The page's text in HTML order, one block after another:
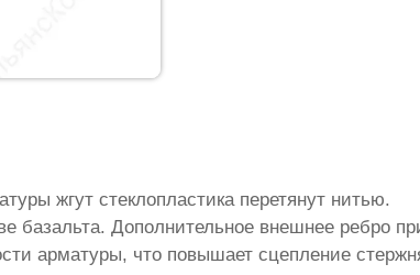
жгут стеклопластика перетянут нитью.
базальта. Дополнительное внешнее ребро
арматуры, что повышает сцепление